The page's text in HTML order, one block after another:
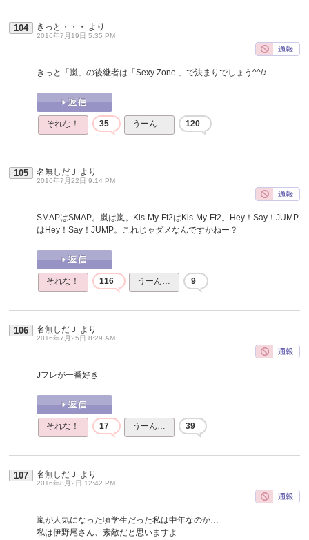
104 きっと・・・ より
2016年7月19日 5:35 PM
きっと「嵐」の後継者は「Sexy Zone 」で決まりでしょう^^/♪
それな！ 35 うーん… 120
105 名無しだＪ より
2016年7月22日 9:14 PM
SMAPはSMAP。嵐は嵐。Kis-My-Ft2はKis-My-Ft2。Hey！Say！JUMP
はHey！Say！JUMP。これじゃダメなんですかねー？
それな！ 116 うーん… 9
106 名無しだＪ より
2016年7月25日 8:29 AM
Jフレが一番好き
それな！ 17 うーん… 39
107 名無しだＪ より
2016年8月2日 12:42 PM
嵐が人気になった頃学生だった私は中年なのか…
私は伊野尾さん、素敵だと思いますよ